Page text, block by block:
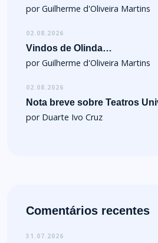
por Guilherme d'Oliveira Martins
02.08.2026
Vindos de Olinda…
por Guilherme d'Oliveira Martins
02.08.2026
Nota breve sobre Teatros
por Duarte Ivo Cruz
Comentários recentes
31.07.2026